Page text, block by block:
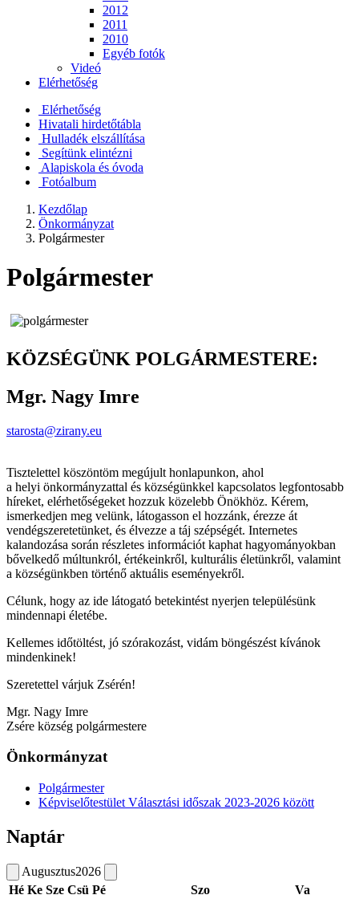
2012
2011
2010
Egyéb fotók
Videó
Elérhetőség
Elérhetőség
Hivatali hirdetőtábla
Hulladék elszállítása
Segítünk elintézni
Alapiskola és óvoda
Fotóalbum
Kezdőlap
Önkormányzat
Polgármester
Polgármester
KÖZSÉGÜNK POLGÁRMESTERE:
Mgr. Nagy Imre
starosta@zirany.eu
Tisztelettel köszöntöm megújult honlapunkon, ahol
a helyi önkormányzattal és községünkkel kapcsolatos legfontosabb
híreket, elérhetőségeket hozzuk közelebb Önökhöz. Kérem,
ismerkedjen meg velünk, látogasson el hozzánk, érezze át
vendégszeretetünket, és élvezze a táj szépségét. Internetes
kalandozása során részletes információt kaphat hagyományokban
bővelkedő múltunkról, értékeinkről, kulturális életünkről, valamint
a községünkben történő aktuális eseményekről.
Célunk, hogy az ide látogató betekintést nyerjen településünk
mindennapi életébe.
Kellemes időtöltést, jó szórakozást, vidám böngészést kívánok
mindenkinek!
Szeretettel várjuk Zsérén!
Mgr. Nagy Imre
Zsére község polgármestere
Önkormányzat
Polgármester
Képviselőtestület Választási időszak 2023-2026 között
Naptár
Augusztus2026
Hé Ke Sze Csü Pé Szo
Va